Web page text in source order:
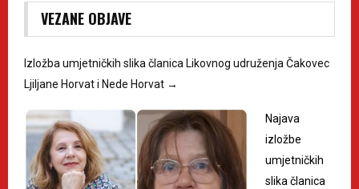
VEZANE OBJAVE
Izložba umjetničkih slika članica Likovnog udruženja Čakovec
Ljiljane Horvat i Nede Horvat →
Najava
izložbe
umjetničkih
slika članica